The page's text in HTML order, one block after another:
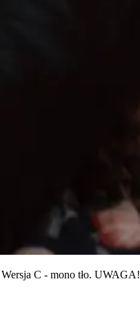
C - mono tło. UWAGA!